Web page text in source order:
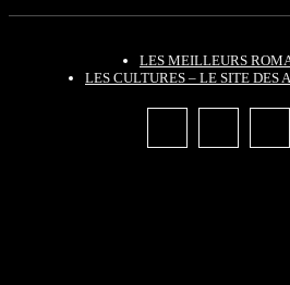
LES MEILLEURS
LES CULTURES – LE SITE DES